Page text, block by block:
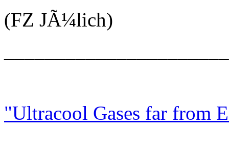
(FZ JÃ¼lich)
"Ultracool Gases far from